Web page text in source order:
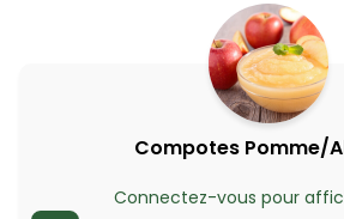
Compotes Pomme/
Connectez-vous pour